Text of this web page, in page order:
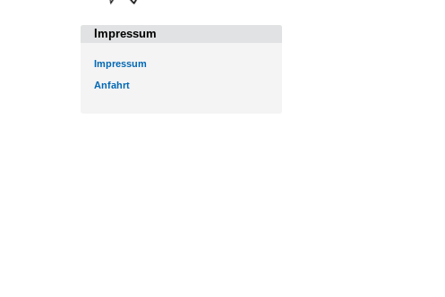
Impressum
Impressum
Anfahrt